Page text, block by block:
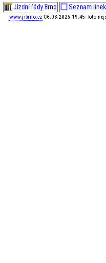
Jízdní řády Brno Seznam linek
www.jrbrno.cz 06.08.2026 19.45 Toto